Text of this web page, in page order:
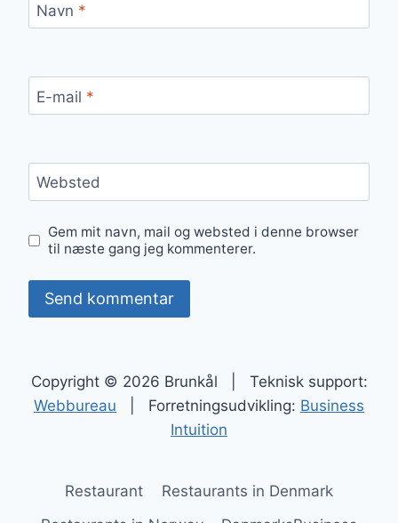
Navn *
E-mail *
Websted
Gem mit navn, mail og websted i denne browser
til næste gang jeg kommenterer.
Copyright © 2026 Brunkål | Teknisk support:
Webbureau | Forretningsudvikling: Business
Intuition
Restaurant
Restaurants in Denmark